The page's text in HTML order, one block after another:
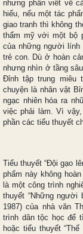
nhưng phần viết về
hiểu, nếu một tác
giao tranh thì không
thẩm mỹ với một bộ
của những người lính
trẻ con. Dù ở hoàn
nhưng nhìn ở tầng
Đỉnh tập trung miêu
chuyện là nhân vật
ngạc nhiên hóa ra
việc phải làm. Vì
phần các tiểu thuyết
Tiểu thuyết “Đội gạo
phẩm này không
là một công trình
thuyết “Những người
1987) của nhà văn
trình dân tộc học để
hoặc tiểu thuyết